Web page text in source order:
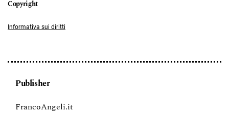
Informativa sui diritti
Publisher
FrancoAngeli.it